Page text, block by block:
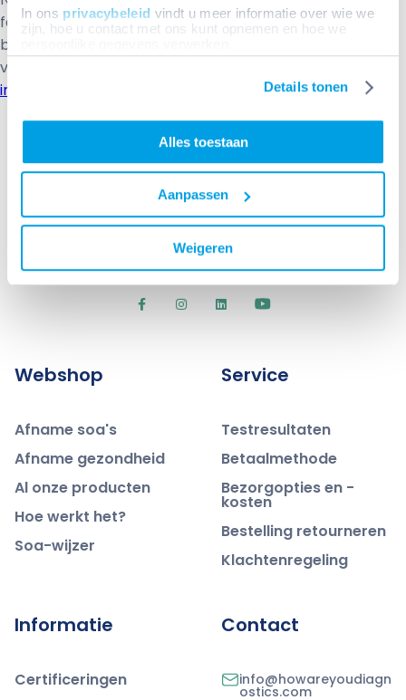
In ons privacybeleid vindt u meer informatie over wie we
zijn, hoe u contact met ons kunt opnemen en hoe we
Details tonen
Alles toestaan
Aanpassen
Weigeren
factuur aan. Heb je een zakelijke vraag over
betaalmogelijkheden? Neem dan contact met ons op
via het
info@howareyoudiagnostics.com
Wij bieden handige afnamesets voor thuis, met
deskundige analyse in ons eigen laboratorium.
Webshop
Afname soa's
Afname gezondheid
Al onze producten
Hoe werkt het?
Soa-wijzer
Service
Testresultaten
Betaalmethode
Bezorgopties en -
kosten
Bestelling retourneren
Klachtenregeling
Informatie
Certificeringen
Contact
info@howareyoudiagn
ostics.com